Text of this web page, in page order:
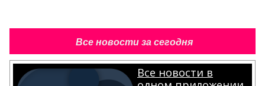
Все новости за сегодня
Все новости в